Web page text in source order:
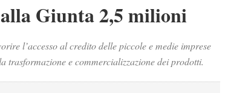
Giunta 2,5 milioni
l’accesso al credito delle piccole e medie imprese
trasformazione e commercializzazione dei prodotti.